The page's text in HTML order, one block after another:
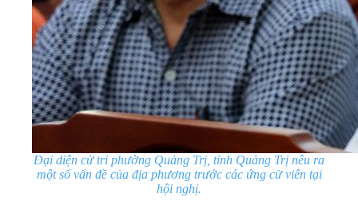
Đại diện cử tri phường Quảng Trị, tỉnh Quảng Trị nêu ra
một số vấn đề của địa phương trước các ứng cử viên tại
hội nghị.